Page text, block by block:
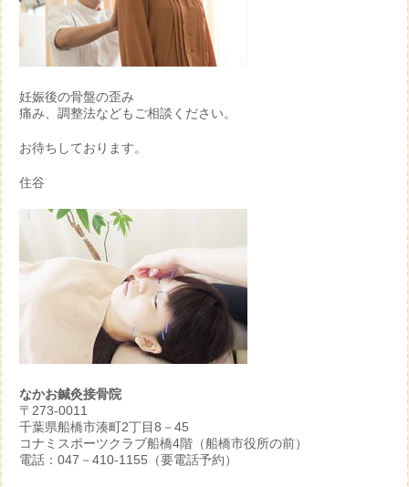
妊娠後の骨盤の歪み
痛み、調整法などもご相談ください。
お待ちしております。
住谷
なかお鍼灸接骨院
〒273-0011
千葉県船橋市湊町2丁目8－45
コナミスポーツクラブ船橋4階（船橋市役所の前）
電話：047－410-1155（要電話予約）